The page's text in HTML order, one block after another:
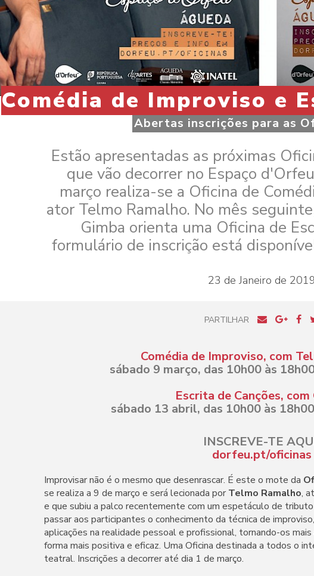
Comédia de Improviso e
Abertas inscrições para as
Estão apresentadas as próximas
que vão decorrer no Espaço
março realiza-se a Oficina de
ator Telmo Ramalho. No mês
Gimba orienta uma Oficina de
formulário de inscrição está
23 de Janeiro de 2019
PARTILHAR
Comédia de Improviso, com
sábado 9 março, das 10h00 às
Escrita de Canções, com
sábado 13 abril, das 10h00 às 18h00
INSCREVE-TE
dorfeu.pt/oficinas
Improvisar não é o mesmo que desenrascar. É este o mote da
se realiza a 9 de março e será lecionada por Telmo Ramalho,
e que subiu a palco recentemente com um espetáculo de
passar aos participantes o conhecimento da técnica de
aplicações na realidade pessoal e profissional, tornando-os
forma mais positiva e eficaz. Uma Oficina destinada a todos o
teatral. Inscrições a decorrer até dia 1 de março.